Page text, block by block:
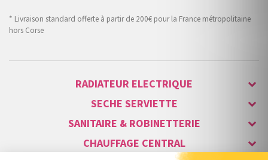
* Livraison standard offerte à partir de 200€ pour la France métropolitaine
hors Corse
RADIATEUR ELECTRIQUE
SECHE SERVIETTE
SANITAIRE & ROBINETTERIE
CHAUFFAGE CENTRAL